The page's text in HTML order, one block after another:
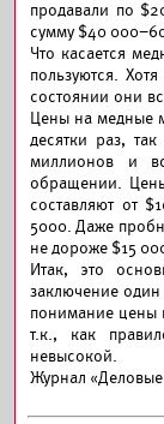
продавали по
сумму $40
Что касается
пользуются.
состоянии они
Цены на медные
десятки раз,
миллионов и
обращении.
составляют от
5000. Даже
не дороже $15
Итак, это
заключение один
понимание цены
т.к., как
невысокой.
Журнал